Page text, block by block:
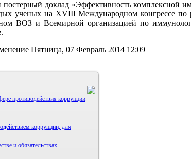
доклад «Эффективность комплексной
ученых на XVIII Международном конгрессе по
ВОЗ и Всемирной организацией по
Пятница, 07 Февраль 2014 12:09
противодействия коррупции
коррупции, для
и обязательствах